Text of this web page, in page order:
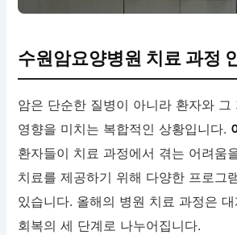
수원암요양병원 치료 과정
암은 단순한 질병이 아니라 환자와 그
영향을 미치는 복합적인 상황입니다.
환자들이 치료 과정에서 겪는 어려움
치료를 제공하기 위해 다양한 프로그
있습니다. 올해의 병원 치료 과정은
회복의 세 단계로 나누어집니다.